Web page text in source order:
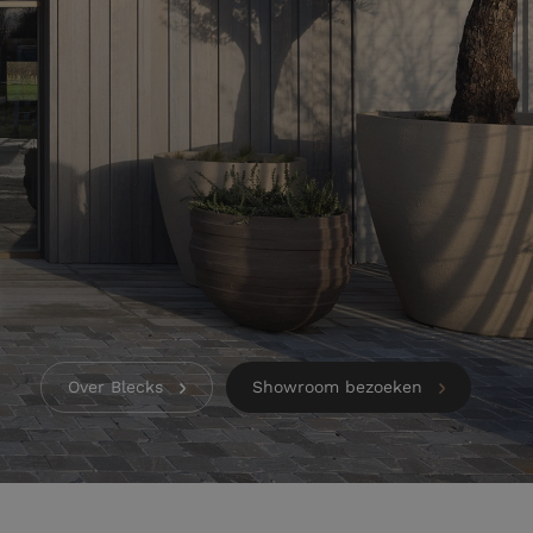
Over Blecks Showroom bezoeken